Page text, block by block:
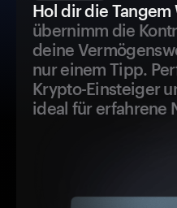
Hol dir die Tangem
übernimm die
deine
nur einem Tipp.
Krypto-Einsteiger
ideal für erfahrene